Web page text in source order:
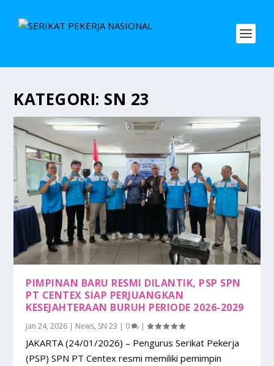
KATEGORI: SN 23
PIMPINAN BARU RESMI DILANTIK, PSP SPN
PT CENTEX SIAP PERJUANGKAN
KESEJAHTERAAN BURUH PERIODE 2026-2029
Jan 24, 2026 | News, SN 23 | 0 |
JAKARTA (24/01/2026) – Pengurus Serikat Pekerja
(PSP) SPN PT Centex resmi memiliki pemimpin